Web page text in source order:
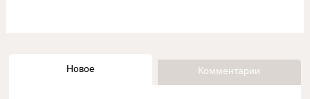
Новое Комментарии